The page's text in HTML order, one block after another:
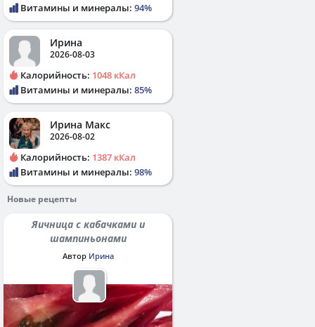
Витамины и минералы: 94%
Ирина
2026-08-03
Калорийность: 1048 кКал
Витамины и минералы: 85%
Ирина Макс
2026-08-02
Калорийность: 1387 кКал
Витамины и минералы: 98%
Новые рецепты
Яичница с кабачками и
шампиньонами
Автор Ирина